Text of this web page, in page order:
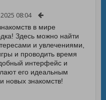
08:04
в мире
Здесь можно найти
и увлечениями,
и проводить время
интерфейс и
его идеальным
новых знакомств!